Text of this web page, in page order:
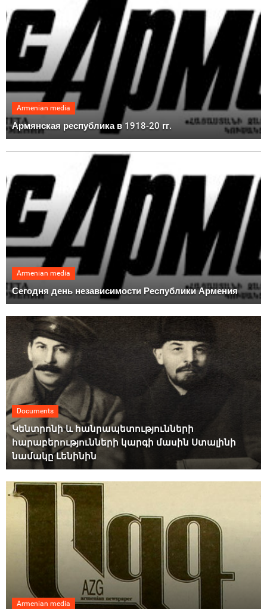
Armenian media
Армянская республика в 1918-20 гг.
Armenian media
Сегодня день независимости Республики Армения
Documents
Կենտրոնի և հանրապետությունների
հարաբերությունների կարգի մասին Ստալինի
նամակը Լենինին
Armenian media